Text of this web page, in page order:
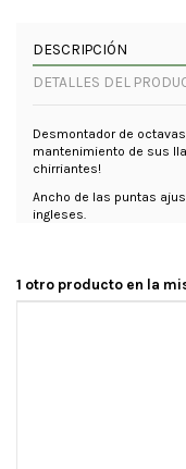
DESCRIPCIÓN
DETALLES DEL
Desmontador de
mantenimiento de sus
chirriantes!
Ancho de las puntas
ingleses.
1 otro producto en la